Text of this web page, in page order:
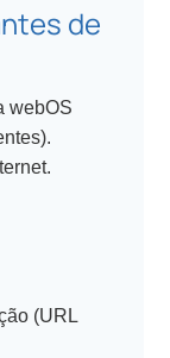
de
webOS
(URL